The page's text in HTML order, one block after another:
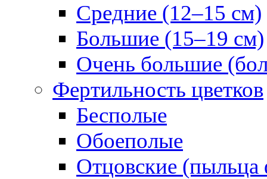
Средние (12–15 см)
Большие (15–19 см)
Очень большие
Фертильность цветков
Бесполые
Обоеполые
Отцовские (пыльца